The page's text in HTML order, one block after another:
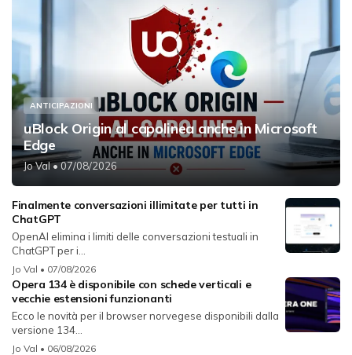
ANTICIPAZIONI
uBlock Origin al capolinea anche in Microsoft
Edge
Jo Val• 07/08/2026
Finalmente conversazioni illimitate per tutti in
ChatGPT
OpenAI elimina i limiti delle conversazioni testuali in
ChatGPT per i...
Jo Val • 07/08/2026
Opera 134 è disponibile con schede verticali e
vecchie estensioni funzionanti
Ecco le novità per il browser norvegese disponibili dalla
versione 134...
Jo Val • 06/08/2026